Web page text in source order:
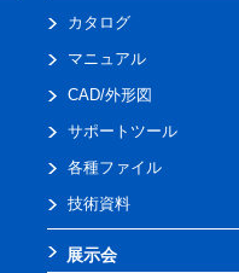
カタログ
マニュアル
CAD/外形図
サポートツール
各種ファイル
技術資料
展示会